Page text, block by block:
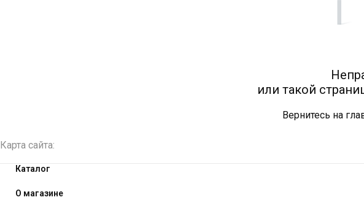
или такой
Вернитесь на
Карта сайта:
Каталог
О магазине